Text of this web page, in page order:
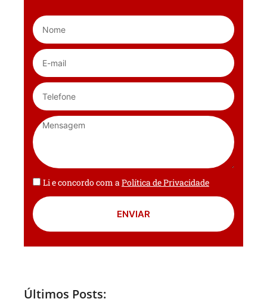
Li e concordo com aPolítica de Privacidade
ENVIAR
Últimos Posts: